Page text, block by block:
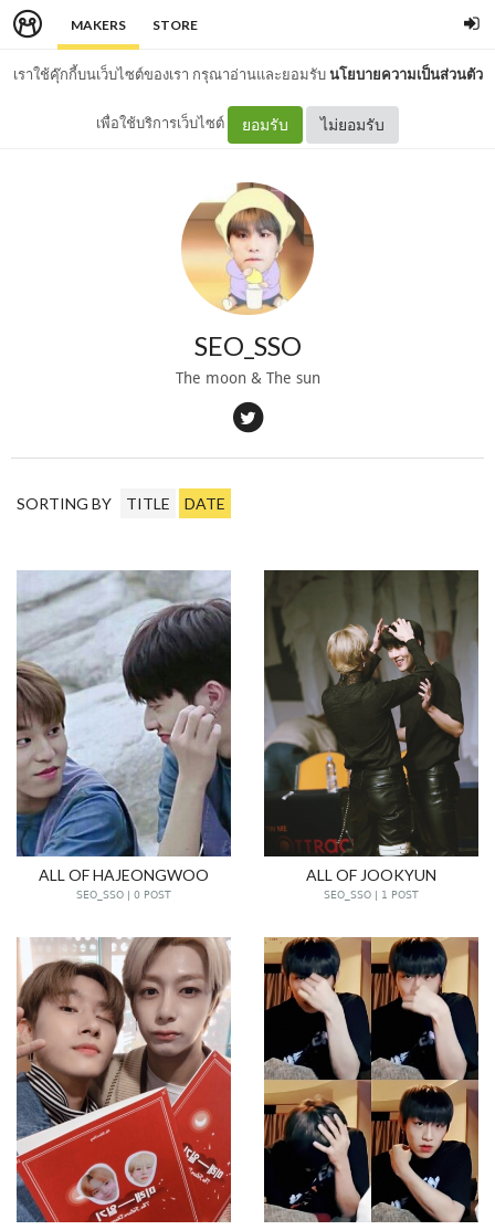
MAKERS STORE
เราใช้คุ๊กกี้บนเว็บไซต์ของเรา กรุณาอ่านและยอมรับนโยบายความเป็นส่วนตัว
เพื่อใช้บริการเว็บไซต์ ยอมรับ ไม่ยอมรับ
SEO_SSO
The moon & The sun
SORTING BY TITLE DATE
ALL OF HAJEONGWOO
SEO_SSO | 0 POST
ALL OF JOOKYUN
SEO_SSO | 1 POST